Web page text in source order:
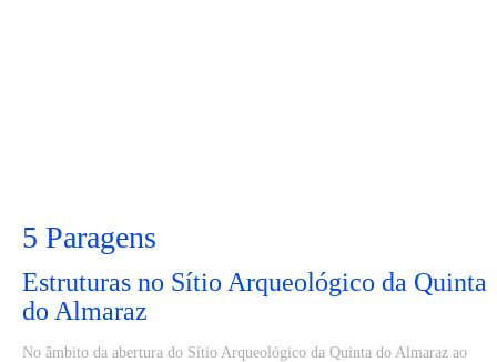
5 Paragens
Estruturas no Sítio Arqueológico da Quinta
do Almaraz
No âmbito da abertura do Sítio Arqueológico da Quinta do Almaraz ao